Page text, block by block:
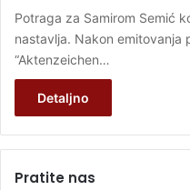
Potraga za Samirom Semić
nastavlja. Nakon emitovanja
“Aktenzeichen…
Detaljno
Pratite nas